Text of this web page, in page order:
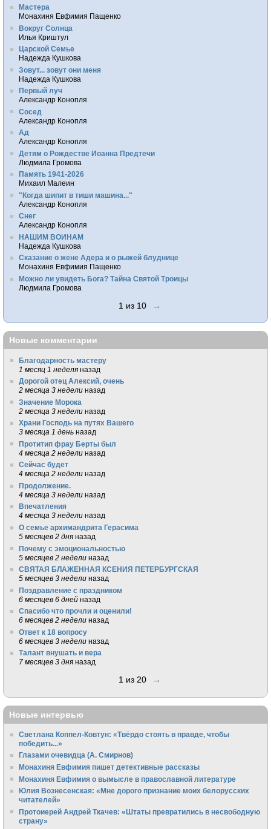
Мастера
Монахиня Евфимия Пащенко
Вокруг Солнца
Илья Криштул
Царской Семье
Надежда Кушкова
Зовут... зовут они меня
Надежда Кушкова
Первый луч
Александр Конопля
Сосед
Александр Конопля
Ад
Александр Конопля
Детям о Рождестве Иоанна Предтечи
Людмила Громова
Память 1941-2026
Михаил Малеин
"Когда шипит в тиши машина..."
Александр Конопля
Снег
Александр Конопля
НАШИМ ВОИНАМ
Надежда Кушкова
Сказание о жене Адера и о рыжей блуднице
Монахиня Евфимия Пащенко
Можно ли увидеть Бога? Тайна Святой Троицы
Людмила Громова
1 из 10 →
Новые комментарии
Благодарность мастеру
1 месяц 1 неделя назад
Дорогой отец Алексий, очень
2 месяца 3 недели назад
Значение Морока
2 месяца 3 недели назад
Храни Господь на путях Вашего
3 месяца 1 день назад
Протитип фрау Берты был
4 месяца 2 недели назад
Сейчас будет
4 месяца 2 недели назад
Продолжение.
4 месяца 3 недели назад
Впечатления
4 месяца 3 недели назад
О семье архимандрита Герасима
5 месяцев 2 дня назад
Почему с эмоциональностью
5 месяцев 2 недели назад
СВЯТАЯ БЛАЖЕННАЯ КСЕНИЯ ПЕТЕРБУРГСКАЯ
5 месяцев 3 недели назад
Поздравление с праздником
6 месяцев 6 дней назад
Спасибо что прочли и оценили!
6 месяцев 2 недели назад
Ответ к 18 вопросу
6 месяцев 3 недели назад
Талант внушать и вера
7 месяцев 3 дня назад
1 из 20 →
Новые интервью
Светлана Коппел-Ковтун: «Твёрдо стоять в правде, чтобы
победить...»
Глазами очевидца (А. Смирнов)
Монахиня Евфимия пишет детективные рассказы
Монахиня Евфимия о вымысле в православной литературе
Юлия Вознесенская: «Мне дорого признание моих белорусских
читателей»
Протоиерей Андрей Ткачев: «Штаты превратились в несвободную
страну»